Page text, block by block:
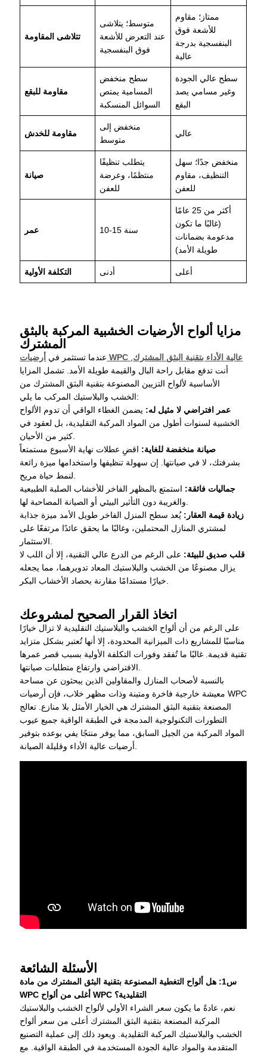
تتلاشى المقاومة
متوسط؛ يتلاشى
عند التعرض للأشعة
فوق البنفسجية
ممتاز؛ مقاوم
للأشعة فوق
البنفسجية بدرجة
عالية
مقاومة للبقع
سطح منخفض
المسامية يمتص
السوائل المنسكبة
سطح عالي الجودة
وغير مسامي يصد
البقع
مقاومة للخدش
منخفض إلى
متوسط
عالي
صيانة
يتطلب تنظيفًا
منتظمًا، وعرضة
للعفن
منخفض جدًا؛ سهل
التنظيف، مقاوم
للعفن
عمر 10-15 سنة
أكثر من 25 عامًا
(غالبًا ما تكون
مدعومة بضمانات
طويلة الأمد)
التكلفة الأولية أدنى أعلى
مزايا ألواح الأرضيات الخشبية المركبة بالبثق
المشترك
عندما تستثمر في أرضيات WPC عالية الأداء بتقنية البثق المشترك
أنت تدفع مقابل راحة البال والقيمة طويلة الأمد. تشمل المزايا
الأساسية لألواح التزيين المصنوعة بتقنية البثق المشترك من
الخشب والبلاستيك المركب ما يلي:
عمر افتراضي لا مثيل له: يضمن الغطاء الواقي أن تدوم الألواح
الخشبية لسنوات أطول من المواد المركبة التقليدية، بل لعقود في
صيانة منخفضة للغاية: اقضِ عطلات نهاية الأسبوع مستمتعاً
بشرفتك، لا في صيانتها. إن سهولة تنظيفها واستخدامها ميزة رائعة
جماليات فائقة: استمتع بالمظهر الفاخر للأخشاب الصلبة الطبيعية
زيادة قيمة العقار: يُعد سطح المنزل الفاخر طويل الأمد ميزة جذابة
لمشتري المنازل المحتملين، وغالبًا ما يحقق عائدًا مرتفعًا على
قلب صديق للبيئة: على الرغم من الدرع عالي التقنية، إلا أن اللب لا
يزال مصنوعًا من الخشب والبلاستيك المعاد تدويرهما، مما يجعله
اتخاذ القرار الصحيح لمشروعك
على الرغم من أن ألواح الخشب والبلاستيك التقليدية لا تزال خيارًا
مناسبًا للمشاريع ذات الميزانية المحدودة، إلا أنها تُعتبر بشكل متزايد
تقنية قديمة. غالبًا ما تُفقد وفورات التكلفة الأولية بسبب قصر عمرها
بالنسبة لأصحاب المنازل والمقاولين الذين يبحثون عن مساحة
معيشة خارجية فاخرة ومتينة وذات مظهر خلاب، فإن أرضيات WPC
المصنعة بتقنية البثق المشترك هي الخيار الأمثل بلا منازع. تعالج
التطورات التكنولوجية المدمجة في الطبقة الواقية جميع عيوب
المواد المركبة من الجيل السابق، مما يوفر منتجًا يفي بوعده بتوفير
الأسئلة الشائعة
س1: هل ألواح التغطية المصنوعة بتقنية البثق المشترك من مادة
WPC أغلى من ألواح WPC التقليدية؟
نعم، عادةً ما يكون سعر الشراء الأولي لألواح الخشب والبلاستيك
المركبة المصنعة بتقنية البثق المشترك أعلى من سعر ألواح
الخشب والبلاستيك المركبة التقليدية. ويعود ذلك إلى عملية التصنيع
المتقدمة والمواد عالية الجودة المستخدمة في الطبقة الواقية. مع